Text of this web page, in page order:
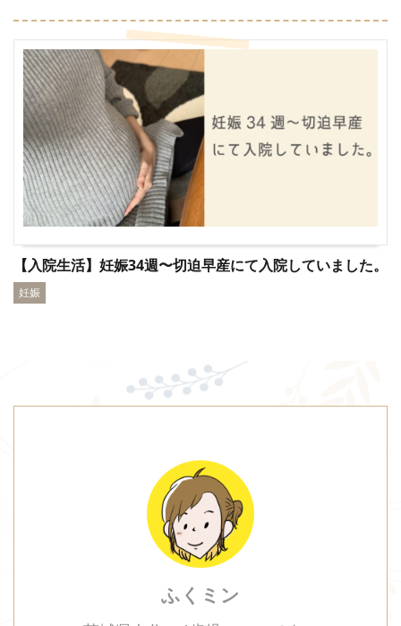
【入院生活】妊娠34週〜切迫早産にて入院していました。
妊娠
ふくミン